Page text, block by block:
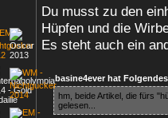
Du musst zu den
Hüpfen und die
Es steht auch ein
basine4ever hat
hm, beide Artikel, die fürs
gelesen...